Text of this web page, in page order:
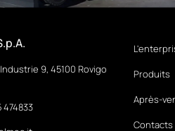
9, 45100 Rovigo
474833
Produits
Après-
Contacts